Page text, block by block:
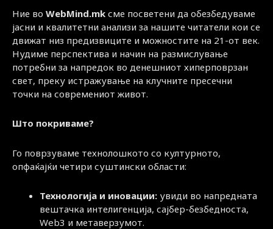
Ние во WebMind.mk сме посветени да обезбедуваме
јасни и квалитетни анализи за нашите читатели кои се
движат низ предизвиците и можностите на 21-от век.
Нудиме перспектива и начин на размислување
потребни за напредок во денешниот хиперповрзан
свет, преку истражување на клучните пресечни
точки на современиот живот.
Што покриваме?
Го поврзуваме технолошкото со културното,
опфаќајќи четири суштински области:
Технологија и иновации: увиди во напредната
вештачка интелигенција, сајбер-безбедноста,
Web3 и метаверзумот.